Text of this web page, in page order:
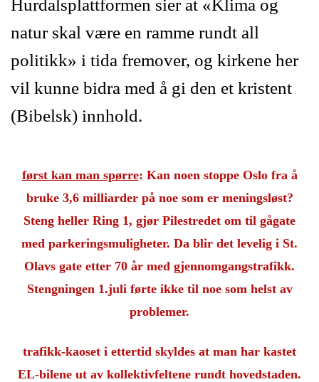
Hurdalsplattformen sier at «Klima og
natur skal være en ramme rundt all
politikk» i tida fremover, og kirkene her
vil kunne bidra med å gi den et kristent
(Bibelsk) innhold.
først kan man spørre: Kan noen stoppe Oslo fra å
bruke 3,6 milliarder på noe som er meningsløst?
Steng heller Ring 1, gjør Pilestredet om til gågate
med parkeringsmuligheter. Da blir det levelig i St.
Olavs gate etter 70 år med gjennomgangstrafikk.
Stengningen 1.juli førte ikke til noe som helst av
problemer.
trafikk-kaoset i ettertid skyldes at man har kastet
EL-bilene ut av kollektivfeltene rundt hovedstaden.